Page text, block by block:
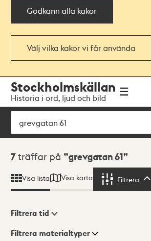
Godkänn alla kakor
Välj vilka kakor vi får använda
navigationen
huvudinnehållet
Stockholmskällan
Historia i ord, ljud och bild
Sök
Sökresultat
7 träffar på grevgatan 61
Visa lista Visa karta Filtrera
Visningsläge
Filtrera tid
Filtrera materialtyper